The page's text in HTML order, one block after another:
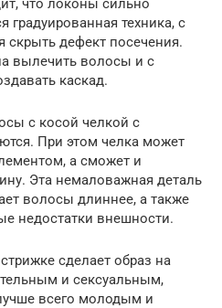
градуированная техника, с
скрыть дефект посечения.
вылечить волосы и с
каскад.
с косой челкой с
При этом челка может
а сможет и
Эта немаловажная деталь
волосы длиннее, а также
недостатки внешности.
сделает образ на
и сексуальным,
всего молодым и